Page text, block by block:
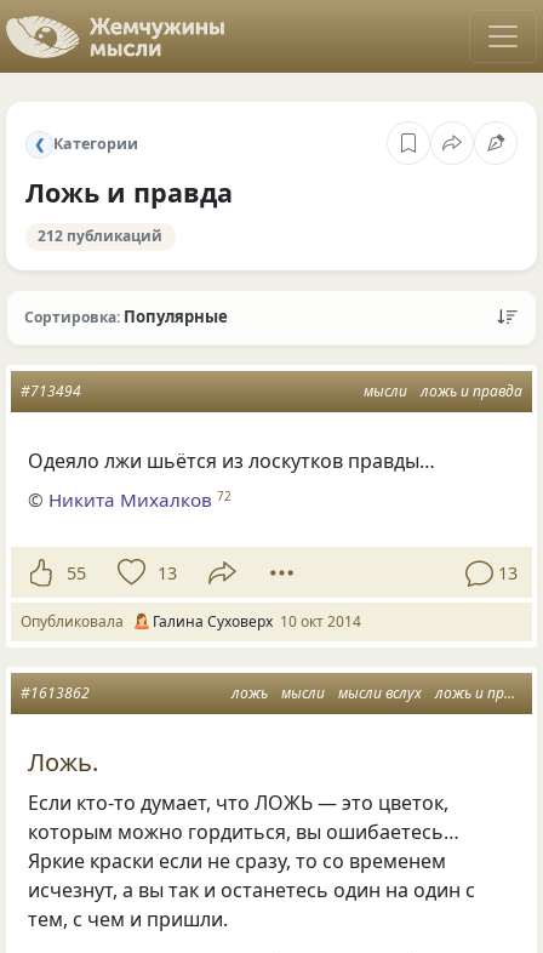
❮ Категории
Ложь и правда
212 публикаций
Сортировка: Популярные
мысли ложь и правда
#713494
Одеяло лжи шьётся из лоскутков правды…
© Никита Михалков 72
55 13 13
Опубликовала Галина Суховерх 10 окт 2014
ложь мысли мысли вслух ложь и правда
#1613862
Ложь.
Если кто-то думает, что ЛОЖЬ — это цветок,
которым можно гордиться, вы ошибаетесь…
Яркие краски если не сразу, то со временем
исчезнут, а вы так и останетесь один на один с
тем, с чем и пришли.